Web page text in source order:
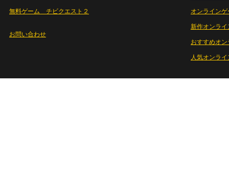
無料ゲーム チビクエスト２
お問い合わせ
オンライン
新作オンライ
おすすめオ
人気オンラ